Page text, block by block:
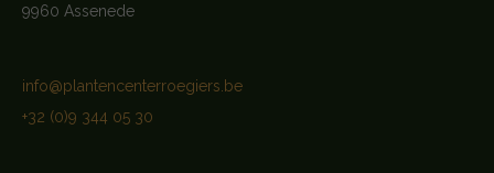
9960 Assenede
info@plantencenterroegiers.be
+32 (0)9 344 05 30